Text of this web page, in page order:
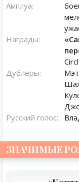
Амплуа:
Награды:
Дублеры:
Русский голос:
ЗНАЧИМЫЕ